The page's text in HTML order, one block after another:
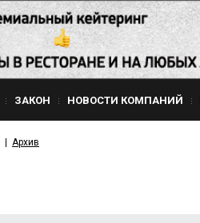
ЗАКОН НОВОСТИ КОМПАНИЙ
Архив